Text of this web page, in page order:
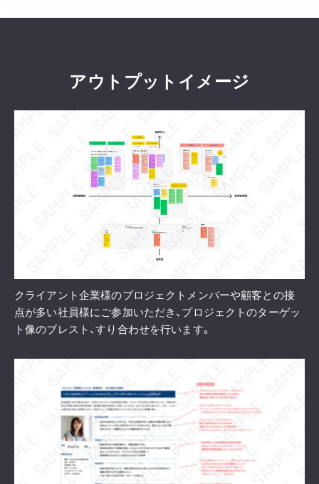
アウトプットイメージ
クライアント企業様のプロジェクトメンバーや顧客との接
点が多い社員様にご参加いただき、プロジェクトのターゲッ
ト像のブレスト、すり合わせを行います。